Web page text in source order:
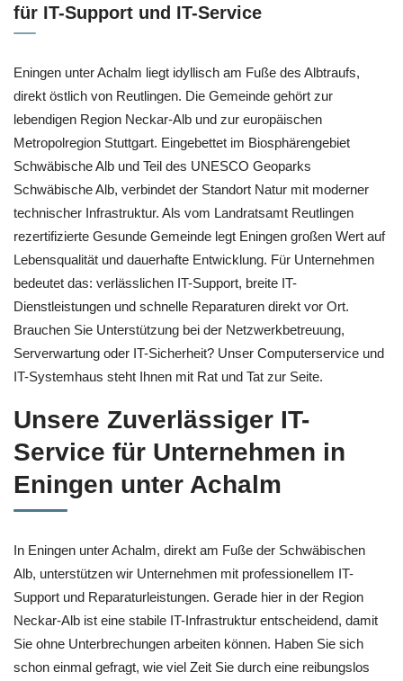
für IT-Support und IT-Service
Eningen unter Achalm liegt idyllisch am Fuße des Albtraufs,
direkt östlich von Reutlingen. Die Gemeinde gehört zur
lebendigen Region Neckar-Alb und zur europäischen
Metropolregion Stuttgart. Eingebettet im Biosphärengebiet
Schwäbische Alb und Teil des UNESCO Geoparks
Schwäbische Alb, verbindet der Standort Natur mit moderner
technischer Infrastruktur. Als vom Landratsamt Reutlingen
rezertifizierte Gesunde Gemeinde legt Eningen großen Wert auf
Lebensqualität und dauerhafte Entwicklung. Für Unternehmen
bedeutet das: verlässlichen IT-Support, breite IT-
Dienstleistungen und schnelle Reparaturen direkt vor Ort.
Brauchen Sie Unterstützung bei der Netzwerkbetreuung,
Serverwartung oder IT-Sicherheit? Unser Computerservice und
IT-Systemhaus steht Ihnen mit Rat und Tat zur Seite.
Unsere Zuverlässiger IT-
Service für Unternehmen in
Eningen unter Achalm
In Eningen unter Achalm, direkt am Fuße der Schwäbischen
Alb, unterstützen wir Unternehmen mit professionellem IT-
Support und Reparaturleistungen. Gerade hier in der Region
Neckar-Alb ist eine stabile IT-Infrastruktur entscheidend, damit
Sie ohne Unterbrechungen arbeiten können. Haben Sie sich
schon einmal gefragt, wie viel Zeit Sie durch eine reibungslos